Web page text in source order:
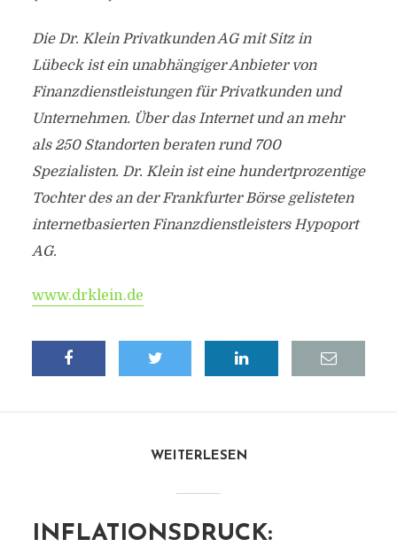
Die Dr. Klein Privatkunden AG mit Sitz in
Lübeck ist ein unabhängiger Anbieter von
Finanzdienstleistungen für Privatkunden und
Unternehmen. Über das Internet und an mehr
als 250 Standorten beraten rund 700
Spezialisten. Dr. Klein ist eine hundertprozentige
Tochter des an der Frankfurter Börse gelisteten
internetbasierten Finanzdienstleisters Hypoport
AG.
www.drklein.de
WEITERLESEN
INFLATIONSDRUCK: